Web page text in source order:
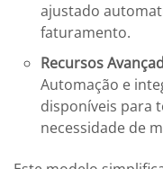
ajustado
faturamento.
Recursos
Automação e
disponíveis para
necessidade de